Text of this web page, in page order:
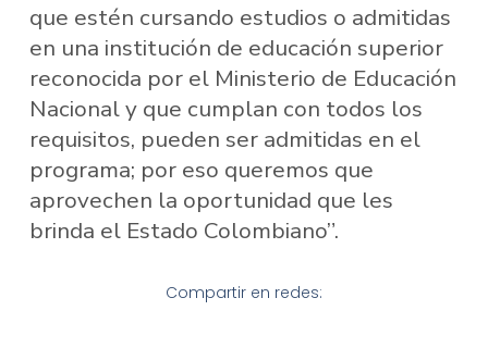
que estén cursando estudios o admitidas
en una institución de educación superior
reconocida por el Ministerio de Educación
Nacional y que cumplan con todos los
requisitos, pueden ser admitidas en el
programa; por eso queremos que
aprovechen la oportunidad que les
brinda el Estado Colombiano”.
Compartir en redes: